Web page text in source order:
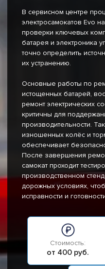
В сервисном центре
электросамокатов Evo
проверки ключевых
батарея и электроника
точно определить
их устранению.
Основные работы по
истощенных батарей,
ремонт электрических
критичны для
производительности.
изношенных колёс и
обеспечивает
После завершения
самокат проходит
производственном
дорожных условиях,
исправности и
Стоимость:
от 400 руб.